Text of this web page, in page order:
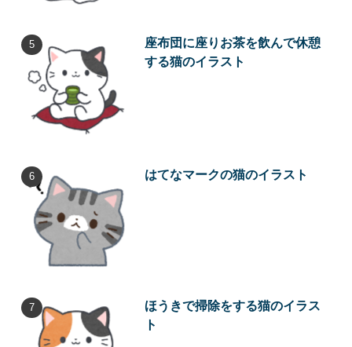
座布団に座りお茶を飲んで休憩
する猫のイラスト
はてなマークの猫のイラスト
ほうきで掃除をする猫のイラス
ト